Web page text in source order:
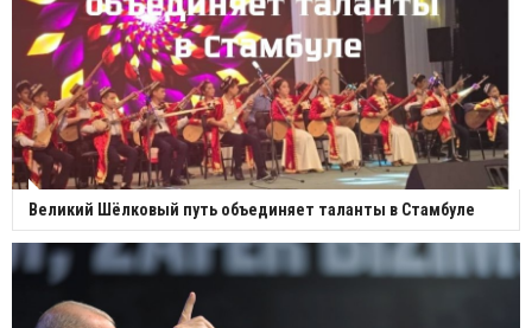
Великий Шёлковый путь объединяет таланты в Стамбуле